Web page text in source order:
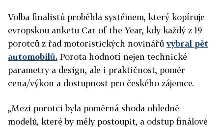
Volba finalistů proběhla systémem, který kopíruje
evropskou anketu Car of the Year, kdy každý z 19
porotců z řad motoristických novinářůvybral pět
automobilů. Porota hodnotí nejen technické
parametry a design, ale i praktičnost, poměr
cena/výkon a dostupnost pro českého zájemce.
„Mezi porotci byla poměrná shoda ohledně
modelů, které by měly postoupit, a odstup finálové